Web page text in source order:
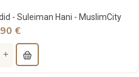
- Suleiman Hani - MuslimCity
€